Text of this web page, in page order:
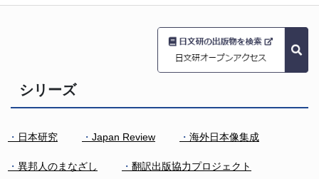
シリーズ
日本研究 Japan Review 海外日本像集成
異邦人のまなざし 翻訳出版協力プロジェクト